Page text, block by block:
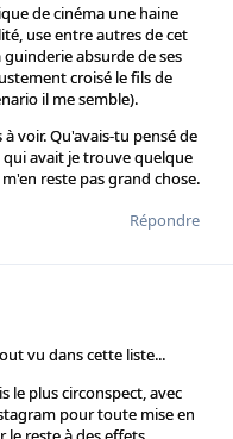
de cinéma une haine
use entre autres de cet
absurde de ses
croisé le fils de
il me semble).
voir. Qu'avais-tu pensé de
avait je trouve quelque
reste pas grand chose.
Répondre
vu dans cette liste...
le plus circonspect, avec
pour toute mise en